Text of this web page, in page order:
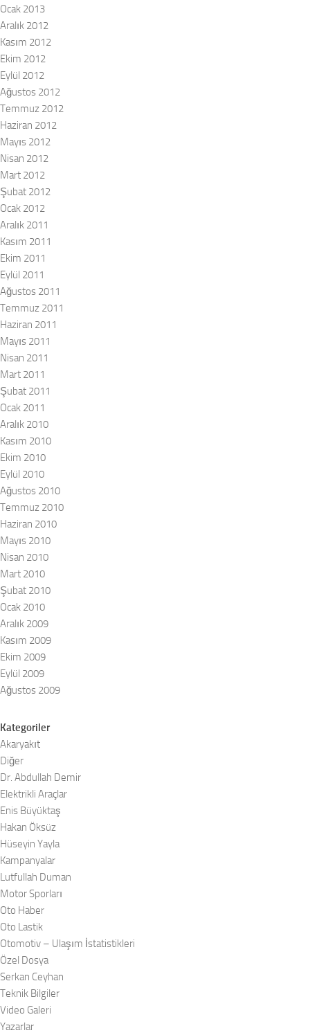
Ocak 2013
Aralık 2012
Kasım 2012
Ekim 2012
Eylül 2012
Ağustos 2012
Temmuz 2012
Haziran 2012
Mayıs 2012
Nisan 2012
Mart 2012
Şubat 2012
Ocak 2012
Aralık 2011
Kasım 2011
Ekim 2011
Eylül 2011
Ağustos 2011
Temmuz 2011
Haziran 2011
Mayıs 2011
Nisan 2011
Mart 2011
Şubat 2011
Ocak 2011
Aralık 2010
Kasım 2010
Ekim 2010
Eylül 2010
Ağustos 2010
Temmuz 2010
Haziran 2010
Mayıs 2010
Nisan 2010
Mart 2010
Şubat 2010
Ocak 2010
Aralık 2009
Kasım 2009
Ekim 2009
Eylül 2009
Ağustos 2009
Kategoriler
Akaryakıt
Diğer
Dr. Abdullah Demir
Elektrikli Araçlar
Enis Büyüktaş
Hakan Öksüz
Hüseyin Yayla
Kampanyalar
Lutfullah Duman
Motor Sporları
Oto Haber
Oto Lastik
Otomotiv – Ulaşım İstatistikleri
Özel Dosya
Serkan Ceyhan
Teknik Bilgiler
Video Galeri
Yazarlar